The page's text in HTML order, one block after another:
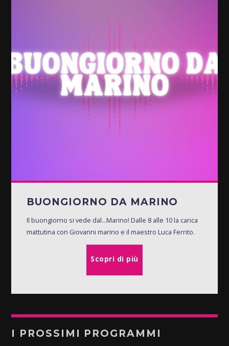
BUONGIORNO DA MARINO
Il buongiorno si vede dal...Marino! Dalle 8 alle 10 la carica
mattutina con Giovanni marino e il maestro Luca Ferrito.
Scopri di più
I PROSSIMI PROGRAMMI